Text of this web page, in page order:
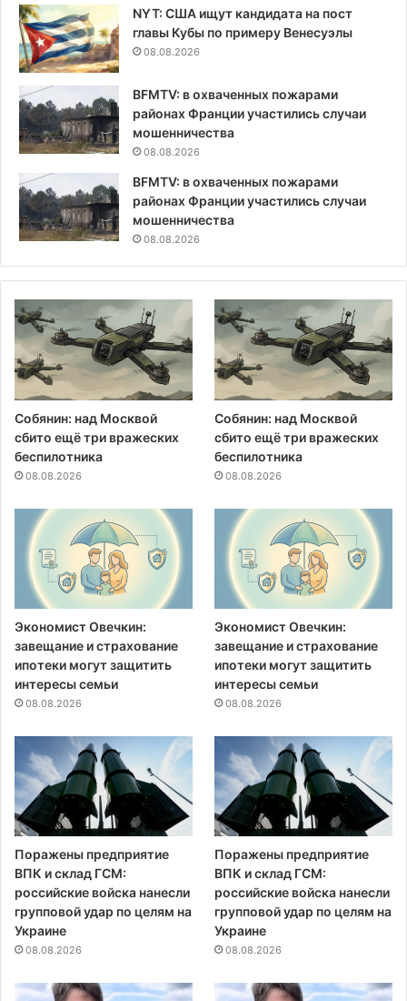
NYT: США ищут кандидата на пост
главы Кубы по примеру Венесуэлы
08.08.2026
BFMTV: в охваченных пожарами
районах Франции участились случаи
мошенничества
08.08.2026
BFMTV: в охваченных пожарами
районах Франции участились случаи
мошенничества
08.08.2026
Собянин: над Москвой
сбито ещё три вражеских
беспилотника
08.08.2026
Собянин: над Москвой
сбито ещё три вражеских
беспилотника
08.08.2026
Экономист Овечкин:
завещание и страхование
ипотеки могут защитить
интересы семьи
08.08.2026
Экономист Овечкин:
завещание и страхование
ипотеки могут защитить
интересы семьи
08.08.2026
Поражены предприятие
ВПК и склад ГСМ:
российские войска нанесли
групповой удар по целям на
Украине
08.08.2026
Поражены предприятие
ВПК и склад ГСМ:
российские войска нанесли
групповой удар по целям на
Украине
08.08.2026